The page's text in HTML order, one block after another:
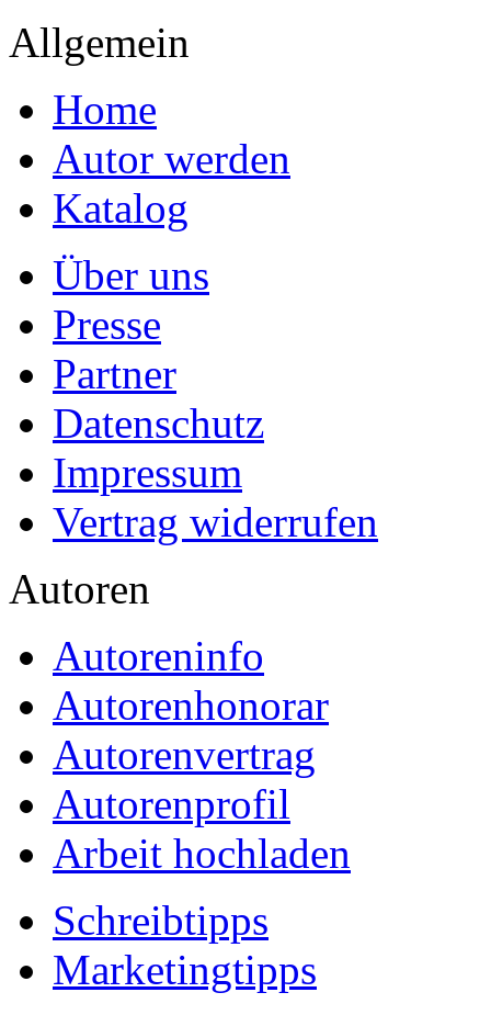
Allgemein
Home
Autor werden
Katalog
Über uns
Presse
Partner
Datenschutz
Impressum
Vertrag widerrufen
Autoren
Autoreninfo
Autorenhonorar
Autorenvertrag
Autorenprofil
Arbeit hochladen
Schreibtipps
Marketingtipps